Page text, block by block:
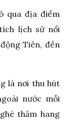
qua địa điểm
lịch sử nổi
Tiên, đền
là nơi thu hút
nước mỗi
thăm hang